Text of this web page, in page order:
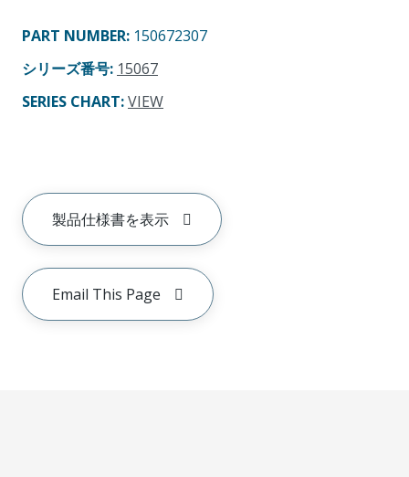
PART NUMBER: 150672307
シリーズ番号: 15067
SERIES CHART:VIEW
製品仕様書を表示
Email This Page